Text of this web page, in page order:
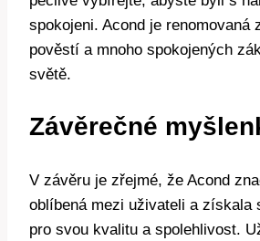
spokojeni. Acond je renomovaná
pověstí a mnoho spokojených
světě.
Závěrečné
V závěru je zřejmé, že Acond
oblíbená mezi uživateli a získala
pro svou kvalitu a spolehlivost.